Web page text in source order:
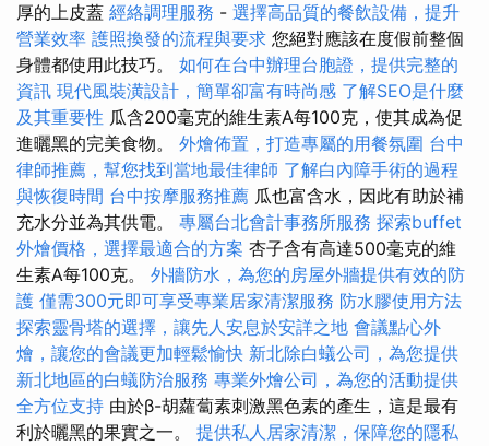
厚的上皮蓋 經絡調理服務 - 選擇高品質的餐飲設備，提升
營業效率 護照換發的流程與要求 您絕對應該在度假前整個
身體都使用此技巧。 如何在台中辦理台胞證，提供完整的
資訊 現代風裝潢設計，簡單卻富有時尚感 了解SEO是什麼
及其重要性 瓜含200毫克的維生素A每100克，使其成為促
進曬黑的完美食物。 外燴佈置，打造專屬的用餐氛圍 台中
律師推薦，幫您找到當地最佳律師 了解白內障手術的過程
與恢復時間 台中按摩服務推薦 瓜也富含水，因此有助於補
充水分並為其供電。 專屬台北會計事務所服務 探索buffet
外燴價格，選擇最適合的方案 杏子含有高達500毫克的維
生素A每100克。 外牆防水，為您的房屋外牆提供有效的防
護 僅需300元即可享受專業居家清潔服務 防水膠使用方法
探索靈骨塔的選擇，讓先人安息於安詳之地 會議點心外
燴，讓您的會議更加輕鬆愉快 新北除白蟻公司，為您提供
新北地區的白蟻防治服務 專業外燴公司，為您的活動提供
全方位支持 由於β-胡蘿蔔素刺激黑色素的產生，這是最有
利於曬黑的果實之一。 提供私人居家清潔，保障您的隱私